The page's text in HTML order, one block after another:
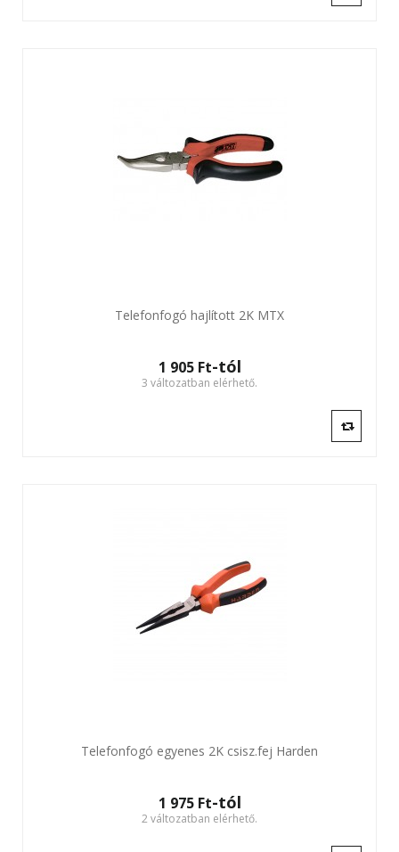
Telefonfogó hajlított 2K MTX
1 905 Ft‎-tól
3 változatban elérhető.
Telefonfogó egyenes 2K csisz.fej Harden
1 975 Ft‎-tól
2 változatban elérhető.